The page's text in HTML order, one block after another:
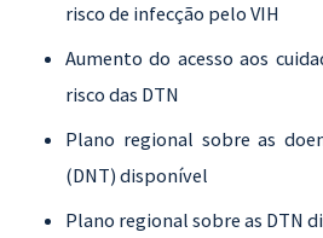
risco de infecção pelo VIH
Aumento do acesso aos
risco das DTN
Plano regional sobre as
(DNT) disponível
Plano regional sobre as DTN